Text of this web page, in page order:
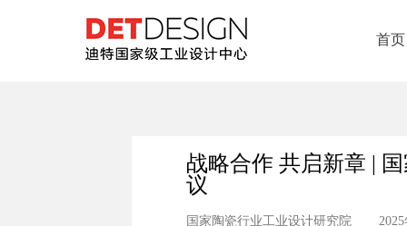
首页
战略合作 共启新章 |
议
国家陶瓷行业工业设计研究院